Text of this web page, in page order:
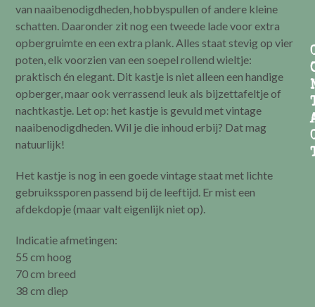
van naaibenodigdheden, hobbyspullen of andere kleine
schatten. Daaronder zit nog een tweede lade voor extra
opbergruimte en een extra plank. Alles staat stevig op vier
poten, elk voorzien van een soepel rollend wieltje:
praktisch én elegant. Dit kastje is niet alleen een handige
opberger, maar ook verrassend leuk als bijzettafeltje of
nachtkastje. Let op: het kastje is gevuld met vintage
naaibenodigdheden. Wil je die inhoud erbij? Dat mag
natuurlijk!
Het kastje is nog in een goede vintage staat met lichte
gebruikssporen passend bij de leeftijd. Er mist een
afdekdopje (maar valt eigenlijk niet op).
Indicatie afmetingen:
55 cm hoog
70 cm breed
38 cm diep